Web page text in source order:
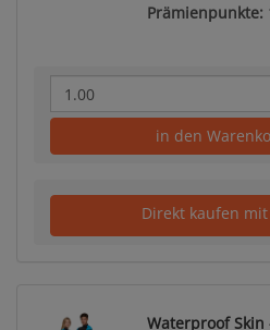
Prämienpunkte:
in den
Direkt kaufen mit
Waterproof Skin